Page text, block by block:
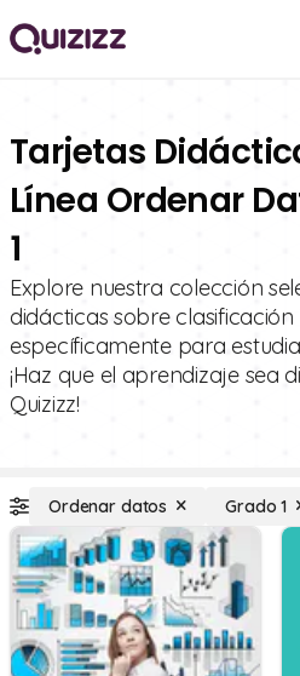
Tarjetas
Línea Ordenar
1
Explore nuestra colección
didácticas sobre
específicamente para
¡Haz que el aprendizaje sea
Quizizz!
Ordenar datos Grado 1